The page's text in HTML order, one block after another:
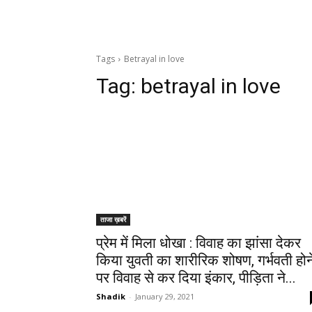
Tags Betrayal in love
Tag: betrayal in love
ताजा ख़बरें
प्रेम में मिला धोखा : विवाह का झांसा देकर
किया युवती का शारीरिक शोषण, गर्भवती
पर विवाह से कर दिया इंकार, पीड़िता ने...
Shadik - January 29, 2021